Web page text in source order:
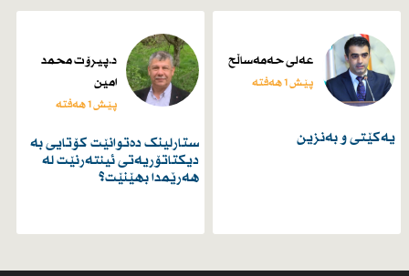
عەلی حەمەساڵح
پێش 1 هەفتە
یەكێتی و بەنزین
د.پیرۆت محمد
امین
پێش 1 هەفتە
ستارلینک دەتوانێت کۆتایی بە
دیکتاتۆریەتی ئینتەرنێت لە
هەرێمدا بهێنێت؟